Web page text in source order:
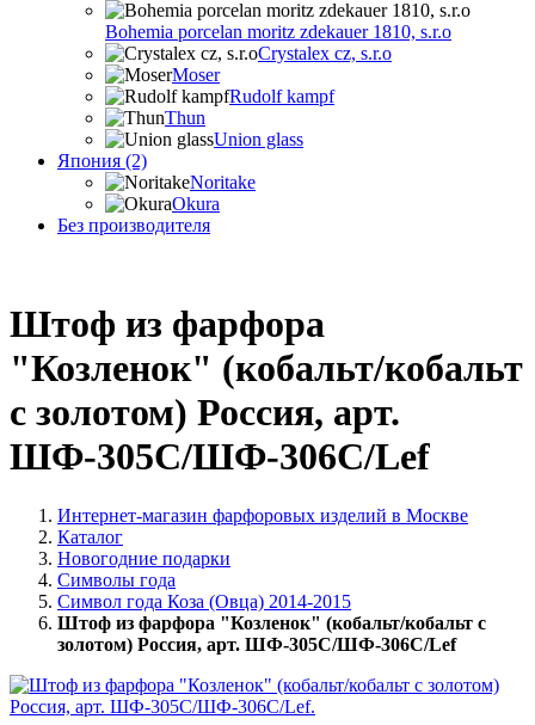
Bohemia porcelan moritz zdekauer 1810, s.r.o
Crystalex cz, s.r.o
Moser
Rudolf kampf
Thun
Union glass
Япония (2)
Noritake
Okura
Без производителя
Штоф из фарфора
"Козленок" (кобальт/кобальт
с золотом) Россия, арт.
ШФ-305С/ШФ-306С/Lef
Интернет-магазин фарфоровых изделий в Москве
Каталог
Новогодние подарки
Символы года
Символ года Коза (Овца) 2014-2015
Штоф из фарфора "Козленок" (кобальт/кобальт с
золотом) Россия, арт. ШФ-305С/ШФ-306С/Lef